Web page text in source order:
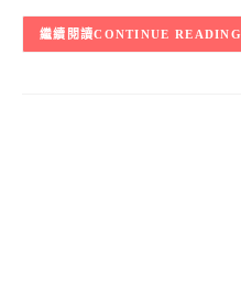
CONTINUE READING